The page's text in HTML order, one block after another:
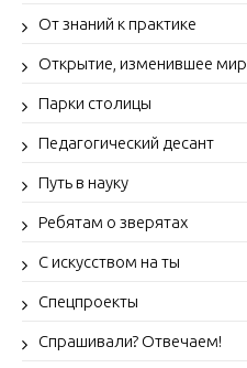
От знаний к практике
Открытие, изменившее мир
Парки столицы
Педагогический десант
Путь в науку
Ребятам о зверятах
С искусством на ты
Спецпроекты
Спрашивали? Отвечаем!